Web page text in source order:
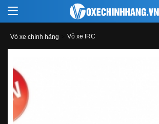
Vỏ xe chính hãng Vỏ xe IRC